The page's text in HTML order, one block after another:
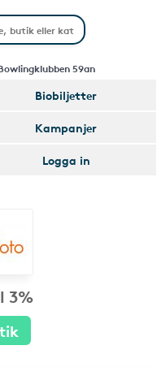
59an
Biobiljetter
Kampanjer
Logga in
3%